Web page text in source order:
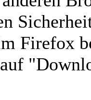
Firefox